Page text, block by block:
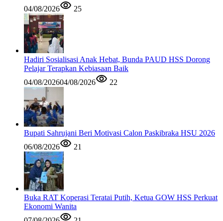
04/08/2026
25
Hadiri Sosialisasi Anak Hebat, Bunda PAUD HSS Dorong
Pelajar Terapkan Kebiasaan Baik
04/08/202604/08/2026 22
Bupati Sahrujani Beri Motivasi Calon Paskibraka HSU 2026
06/08/2026
21
Buka RAT Koperasi Teratai Putih, Ketua GOW HSS Perkuat
Ekonomi Wanita